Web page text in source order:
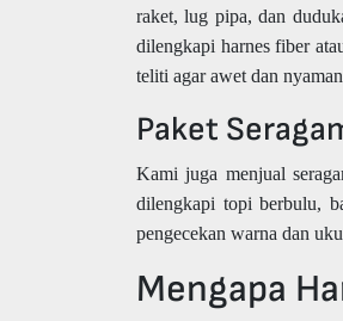
raket, lug pipa, dan
dilengkapi harnes fiber
teliti agar awet dan
Paket
Kami juga menjual
dilengkapi topi berbulu,
pengecekan warna dan
Mengapa